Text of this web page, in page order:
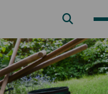
Zoek